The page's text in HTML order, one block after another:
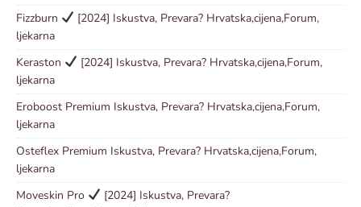
Fizzburn
[2024] Iskustva, Prevara? Hrvatska,cijena,Forum,
ljekarna
Keraston
[2024] Iskustva, Prevara? Hrvatska,cijena,Forum,
ljekarna
Eroboost Premium Iskustva, Prevara? Hrvatska,cijena,Forum,
ljekarna
Osteflex Premium Iskustva, Prevara? Hrvatska,cijena,Forum,
ljekarna
Moveskin Pro
[2024] Iskustva, Prevara?